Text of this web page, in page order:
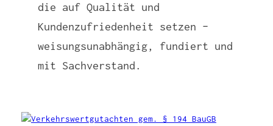
die auf Qualität und
Kundenzufriedenheit setzen –
weisungsunabhängig, fundiert und
mit Sachverstand.